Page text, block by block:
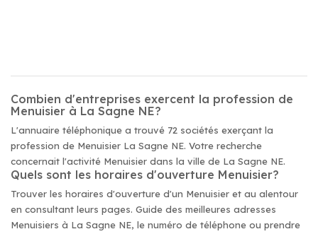
Combien d'entreprises exercent la profession de
Menuisier à La Sagne NE?
L'annuaire téléphonique a trouvé 72 sociétés exerçant la
profession de Menuisier La Sagne NE. Votre recherche
concernait l'activité Menuisier dans la ville de La Sagne NE.
Quels sont les horaires d'ouverture Menuisier?
Trouver les horaires d'ouverture d'un Menuisier et au alentour
en consultant leurs pages. Guide des meilleures adresses
Menuisiers à La Sagne NE, le numéro de téléphone ou prendre